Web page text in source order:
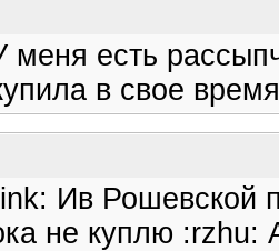
меня есть
в свое
Ив Рошевской
не куплю :rzhu: